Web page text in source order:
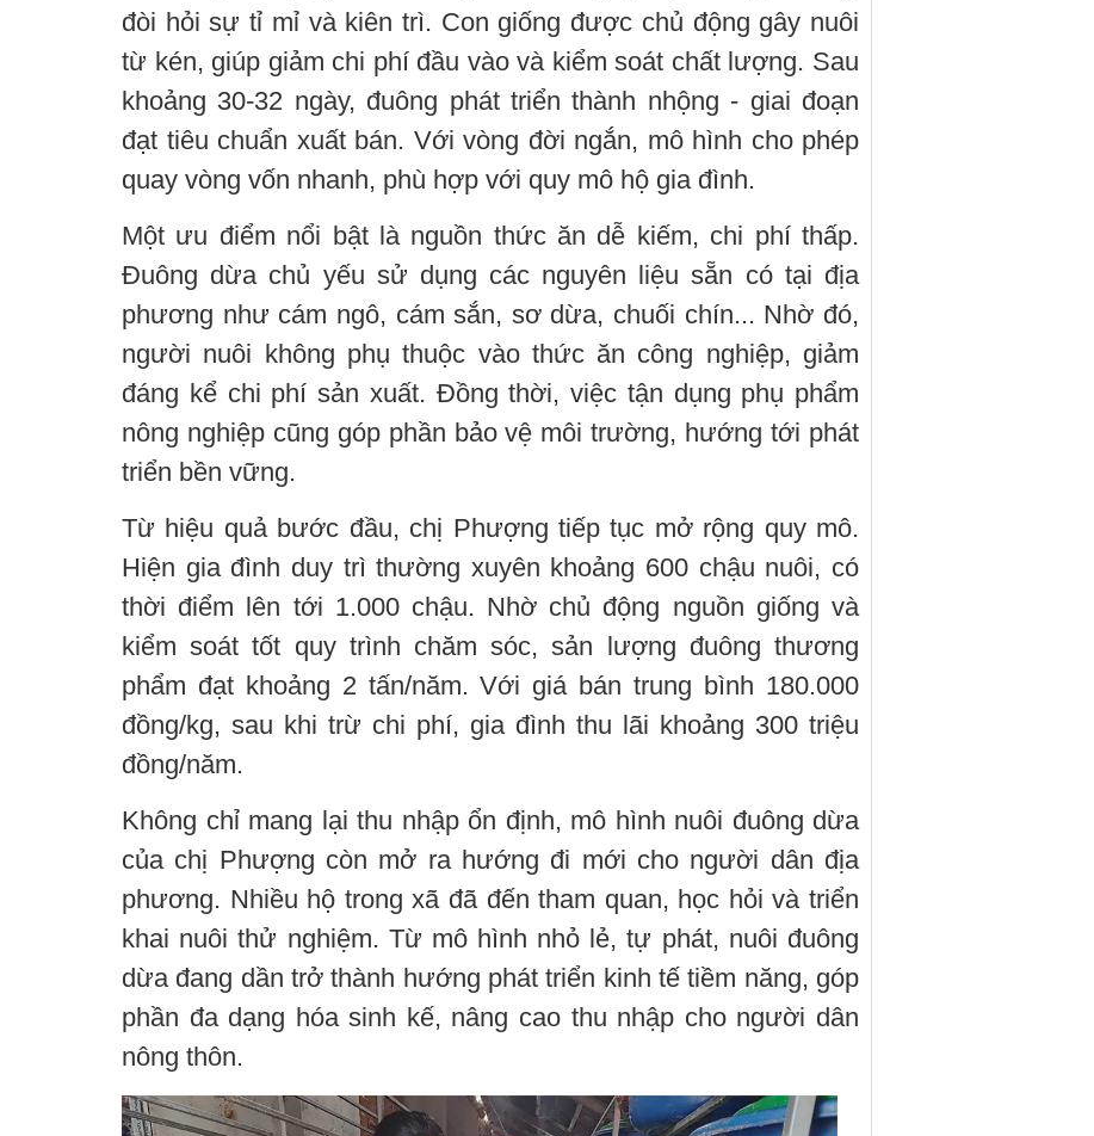
đòi hỏi sự tỉ mỉ và kiên trì. Con giống được chủ động gây nuôi
từ kén, giúp giảm chi phí đầu vào và kiểm soát chất lượng. Sau
khoảng 30-32 ngày, đuông phát triển thành nhộng - giai đoạn
đạt tiêu chuẩn xuất bán. Với vòng đời ngắn, mô hình cho phép
quay vòng vốn nhanh, phù hợp với quy mô hộ gia đình.
Một ưu điểm nổi bật là nguồn thức ăn dễ kiếm, chi phí thấp.
Đuông dừa chủ yếu sử dụng các nguyên liệu sẵn có tại địa
phương như cám ngô, cám sắn, sơ dừa, chuối chín... Nhờ đó,
người nuôi không phụ thuộc vào thức ăn công nghiệp, giảm
đáng kể chi phí sản xuất. Đồng thời, việc tận dụng phụ phẩm
nông nghiệp cũng góp phần bảo vệ môi trường, hướng tới phát
triển bền vững.
Từ hiệu quả bước đầu, chị Phượng tiếp tục mở rộng quy mô.
Hiện gia đình duy trì thường xuyên khoảng 600 chậu nuôi, có
thời điểm lên tới 1.000 chậu. Nhờ chủ động nguồn giống và
kiểm soát tốt quy trình chăm sóc, sản lượng đuông thương
phẩm đạt khoảng 2 tấn/năm. Với giá bán trung bình 180.000
đồng/kg, sau khi trừ chi phí, gia đình thu lãi khoảng 300 triệu
đồng/năm.
Không chỉ mang lại thu nhập ổn định, mô hình nuôi đuông dừa
của chị Phượng còn mở ra hướng đi mới cho người dân địa
phương. Nhiều hộ trong xã đã đến tham quan, học hỏi và triển
khai nuôi thử nghiệm. Từ mô hình nhỏ lẻ, tự phát, nuôi đuông
dừa đang dần trở thành hướng phát triển kinh tế tiềm năng, góp
phần đa dạng hóa sinh kế, nâng cao thu nhập cho người dân
nông thôn.